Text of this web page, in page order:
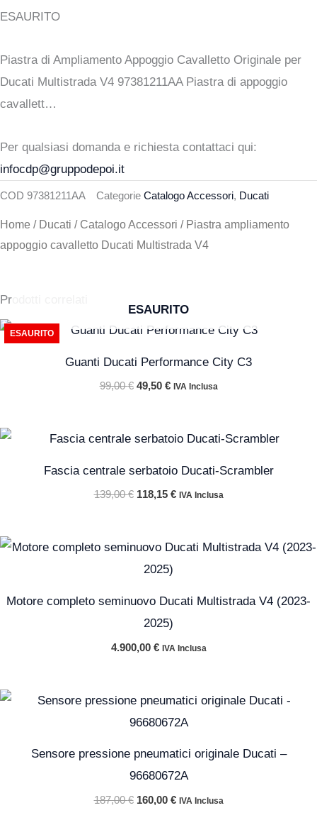
originale
era:
attuale
è:
ESAURITO
Piastra di Ampliamento Appoggio Cavalletto Originale per
Ducati Multistrada V4 97381211AA Piastra di appoggio
cavallett…
Per qualsiasi domanda e richiesta contattaci qui:
infocdp@gruppodepoi.it
COD 97381211AA Categorie Catalogo Accessori, Ducati
Home / Ducati / Catalogo Accessori / Piastra ampliamento
appoggio cavalletto Ducati Multistrada V4
Prodotti correlati
ESAURITO
ESAURITO
Guanti Ducati Performance City C3
99,00€
Il
era:
99,00 €.
49,50 €
Il
è:
49,50 €.
IVA Inclusa
Fascia centrale serbatoio Ducati-Scrambler
139,00€
Il
era:
139,00 €.
118,15 €
Il
è:
118,15 €.
IVA Inclusa
Motore completo seminuovo Ducati Multistrada V4 (2023-
2025)
4.900,00 € IVA Inclusa
Sensore pressione pneumatici originale Ducati –
96680672A
187,00€
Il
prezzo
originale
187,00 €.
160,00 €
Il
attuale
160,00 €.
IVA Inclusa